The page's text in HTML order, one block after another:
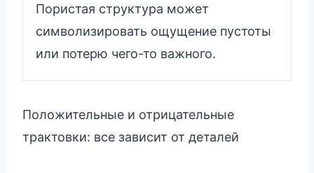
Пористая структура может
символизировать ощущение пустоты
или потерю чего-то важного.
Положительные и отрицательные
трактовки: все зависит от деталей